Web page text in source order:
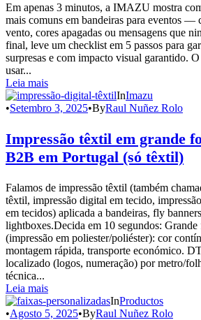
Em apenas 3 minutos, a IMAZU mostra
mais comuns em bandeiras para eventos —
vento, cores apagadas ou mensagens que
final, leve um checklist em 5 passos para
surpresas e com impacto visual garantido.
usar...
Leia mais
InImazu
•Setembro 3, 2025•ByRaul Nuñez Rolo
Impressão têxtil em grande
B2B em Portugal (só têxtil)
Falamos de impressão têxtil (também
têxtil, impressão digital em tecido,
em tecidos) aplicada a bandeiras, fly
lightboxes.Decida em 10 segundos:
(impressão em poliester/poliéster): cor
montagem rápida, transporte económico.
localizado (logos, numeração) por metro/
técnica...
Leia mais
InProductos
•Agosto 5, 2025•ByRaul Nuñez Rolo